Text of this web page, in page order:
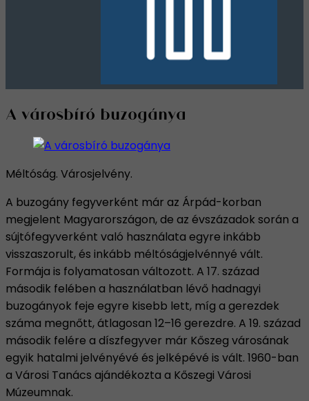
A városbíró buzogánya
Méltóság. Városjelvény.
A buzogány fegyverként már az Árpád-korban
megjelent Magyarországon, de az évszázadok során a
sújtófegyverként való használata egyre inkább
visszaszorult, és inkább méltóságjelvénnyé vált.
Formája is folyamatosan változott. A 17. század
második felében a használatban lévő hadnagyi
buzogányok feje egyre kisebb lett, míg a gerezdek
száma megnőtt, átlagosan 12–16 gerezdre. A 19. század
második felére a díszfegyver már Kőszeg városának
egyik hatalmi jelvényévé és jelképévé is vált. 1960-ban
a Városi Tanács ajándékozta a Kőszegi Városi
Múzeumnak.